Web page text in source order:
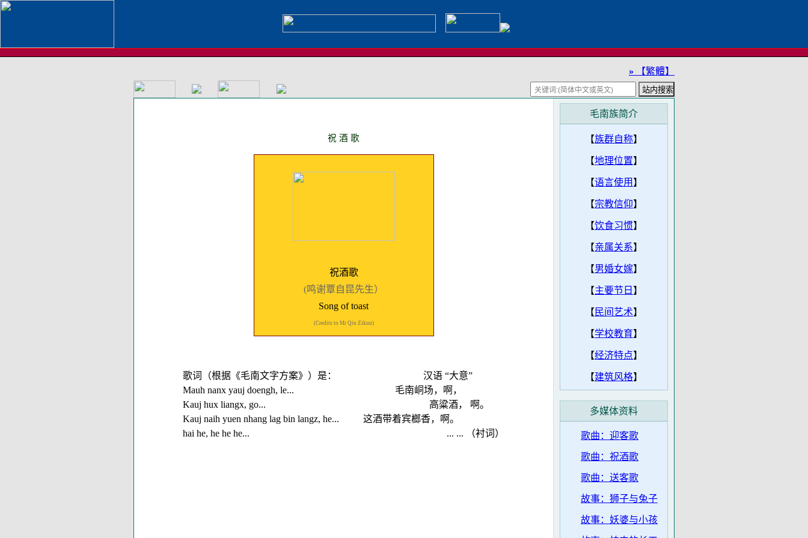
» 【繁體】
祝 酒 歌
祝酒歌
(鸣谢覃自昆先生）
Song of toast
(Credits to Mr Qin Zikun)
歌词（根据《毛南文字方案》）是： 汉语 “大意”
Mauh nanx yauj doengh, le... 毛南峒场，啊，
Kauj hux liangx, go... 高粱酒， 啊。
Kauj naih yuen nhang lag bin langz, he... 这酒带着宾榔香，啊。
hai he, he he he... ... ... （衬词）
毛南族简介
【族群自称】
【地理位置】
【语言使用 】
【宗教信仰】
【饮食习惯】
【亲属关系】
【男婚女嫁】
【主要节日 】
【 民间艺术】
【学校教育】
【经济特点】
【建筑风格】
多媒体资料
歌曲：迎客歌
歌曲：祝酒歌
歌曲：送客歌
故事：狮子与兔子
故事：妖婆与小孩